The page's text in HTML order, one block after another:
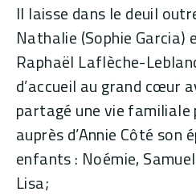
Il laisse dans le deuil
Nathalie (Sophie Garcia)
Raphaël Laflèche-
d’accueil au grand cœur
partagé une vie
auprès d’Annie Côté son
enfants : Noémie,
Lisa;